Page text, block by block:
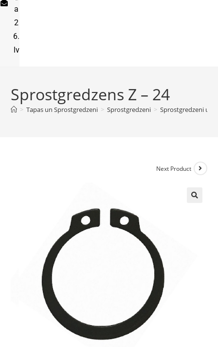
a
2
6.
lv
Sprostgredzens Z – 24
> Tapas un Sprostgredzeni > Sprostgredzeni > Sprostgredzeni uz
Next Product